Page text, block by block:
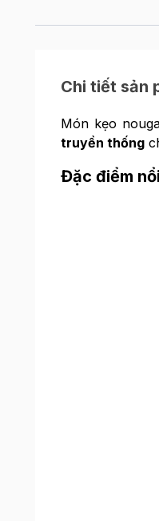
Chi tiết sản
Món kẹo
truyền thống
Đặc điểm